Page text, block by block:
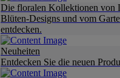
Die floralen Kollektionen von
Blüten-Designs und vom
entdecken.
Neuheiten
Entdecken Sie die neuen